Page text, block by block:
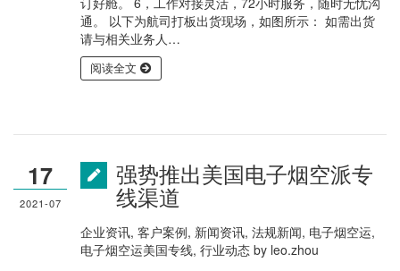
通。 以下为航司打板出货现场，如图所示： 如需出货
请与相关业务人…
阅读全文
强势推出美国电子烟空派专
线渠道
企业资讯, 客户案例, 新闻资讯, 法规新闻, 电子烟空运,
电子烟空运美国专线, 行业动态 by leo.zhou
17
2021-07